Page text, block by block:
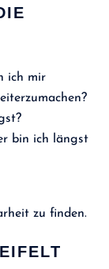
ich mir
bin ich längst
zu finden.